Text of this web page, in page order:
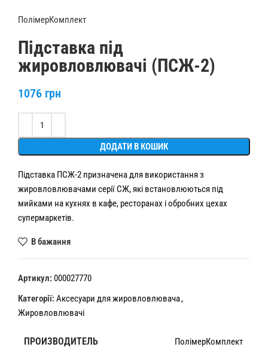
ПолімерКомплект
Підставка під
жировловлювачі (ПСЖ-2)
1076 грн
ДОДАТИ В КОШИК
Alternative:
Підставка ПСЖ-2 призначена для використання з
жировловлювачами серії СЖ, які встановлюються під
мийками на кухнях в кафе, ресторанах і обробних цехах
супермаркетів.
В бажання
Артикул: 000027770
Категорії: Аксесуари для жировловлювача,
Жировловлювачі
ПРОИЗВОДИТЕЛЬ ПолімерКомплект